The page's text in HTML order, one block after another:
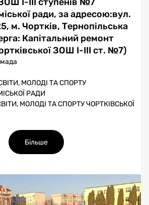
ради, за адресою:вул.
м. Чортків, Тернопільська
Капітальний ремонт
ЗОШ І-ІІІ ст. №7)
МОЛОДІ ТА СПОРТУ
РАДИ
МОЛОДІ ТА СПОРТУ ЧОРТКІВСЬКОЇ
Більше